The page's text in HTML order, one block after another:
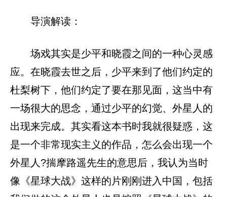
导演解读：
场戏其实是少平和晓霞之间的一种心灵感
应。在晓霞去世之后，少平来到了他们约定的
杜梨树下，他们约定了要在那见面，这当中有
一场很大的思念，通过少平的幻觉、外星人的
出现来完成。其实看这本书时我就很疑惑，这
是一个非常现实主义的作品，怎么会出现一个
外星人?揣摩路遥先生的意思后，我认为当时
像《星球大战》这样的片刚刚进入中国，包括